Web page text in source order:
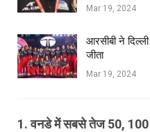
Mar 19, 2024
आरसीबी ने
जीता
Mar 19, 2024
1. वनडे में सबसे तेज 50,